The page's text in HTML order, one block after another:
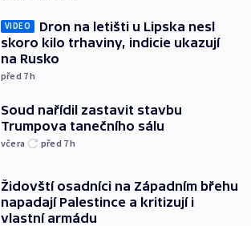
VIDEO
Dron na letišti u Lipska nesl
skoro kilo trhaviny, indicie ukazují
na Rusko
před 7h
Soud nařídil zastavit stavbu
Trumpova tanečního sálu
včera před 7h
Židovští osadníci na Západním břehu
napadají Palestince a kritizují i
vlastní armádu